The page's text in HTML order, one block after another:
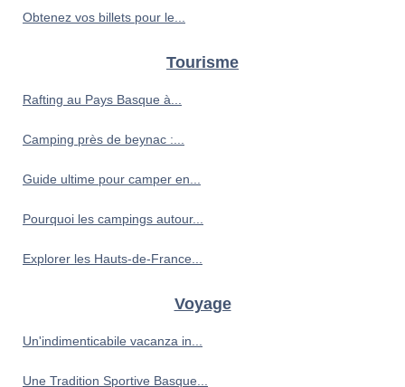
Obtenez vos billets pour le...
Tourisme
Rafting au Pays Basque à...
Camping près de beynac :...
Guide ultime pour camper en...
Pourquoi les campings autour...
Explorer les Hauts-de-France...
Voyage
Un'indimenticabile vacanza in...
Une Tradition Sportive Basque...